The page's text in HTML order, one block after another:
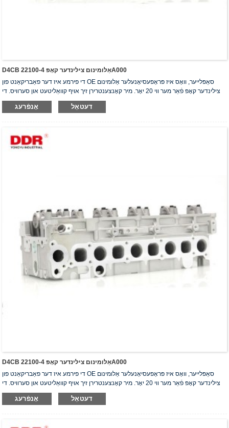
D4CB אַלומינום צילינדער קאָפּ 22100-4A000
די פירמע איז דער פאַבריקאַנט פון OE סאַפּלייער, וואָס איז פּראָפעסיאָנעלער אַלומינום
צילינדער קאָפּ פֿאַר מער ווי 20 יאָר. מיר קאָנצענטרירן זיך אויף קוואַליטעט און סערוויס. די
צילינדער קאָפּ האָבן באַקומען די ISO16949 אויטענטיפֿיקאַציע סערטיפֿיקאַט, "דער
הויך-פאַרזיגלטער צילינדער קאָפּ", "די לאַנגע נוצלעכקייט פון צילינדער קאָפּ" און די אַנדערע
אָנפֿרעג דעטאַל
D4CB אַלומינום צילינדער קאָפּ 22100-4A000
די פירמע איז דער פאַבריקאַנט פון OE סאַפּלייער, וואָס איז פּראָפעסיאָנעלער אַלומינום
צילינדער קאָפּ פֿאַר מער ווי 20 יאָר. מיר קאָנצענטרירן זיך אויף קוואַליטעט און סערוויס. די
צילינדער קאָפּ האָבן באַקומען די ISO16949 אויטענטיפֿיקאַציע סערטיפֿיקאַט, "דער
הויך-פאַרזיגלטער צילינדער קאָפּ", "די לאַנגע נוצלעכקייט פון צילינדער קאָפּ" און די אַנדערע
אָנפֿרעג דעטאַל